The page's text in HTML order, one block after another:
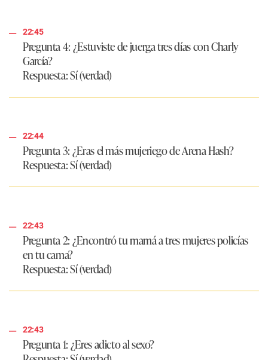
22:45
Pregunta 4: ¿Estuviste de juerga tres días con Charly
García?
Respuesta: Sí (verdad)
22:44
Pregunta 3: ¿Eras el más mujeriego de Arena Hash?
Respuesta: Sí (verdad)
22:43
Pregunta 2: ¿Encontró tu mamá a tres mujeres policías
en tu cama?
Respuesta: Sí (verdad)
22:43
Pregunta 1: ¿Eres adicto al sexo?